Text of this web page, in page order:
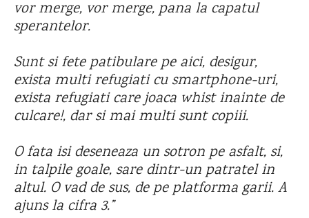
vor merge, vor merge, pana la capatul
sperantelor.
Sunt si fete patibulare pe aici, desigur,
exista multi refugiati cu smartphone-uri,
exista refugiati care joaca whist inainte de
culcare!, dar si mai multi sunt copiii.
O fata isi deseneaza un sotron pe asfalt, si,
in talpile goale, sare dintr-un patratel in
altul. O vad de sus, de pe platforma garii. A
ajuns la cifra 3.”